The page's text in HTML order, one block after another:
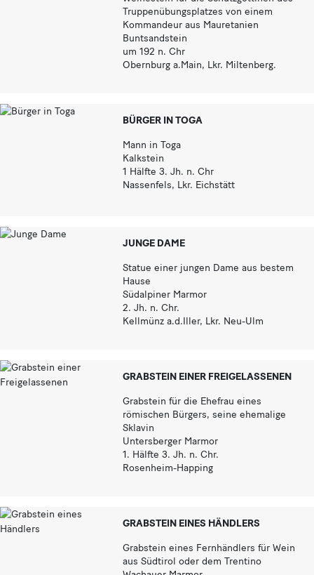
Truppenübungsplatzes von einem
Kommandeur aus Mauretanien
Buntsandstein
um 192 n. Chr
Obernburg a.Main, Lkr. Miltenberg.
BÜRGER IN TOGA
Mann in Toga
Kalkstein
1 Hälfte 3. Jh. n. Chr
Nassenfels, Lkr. Eichstätt
JUNGE DAME
Statue einer jungen Dame aus bestem
Hause
Südalpiner Marmor
2. Jh. n. Chr.
Kellmünz a.d.Iller, Lkr. Neu-Ulm
GRABSTEIN EINER FREIGELASSENEN
Grabstein für die Ehefrau eines
römischen Bürgers, seine ehemalige
Sklavin
Untersberger Marmor
1. Hälfte 3. Jh. n. Chr.
Rosenheim-Happing
GRABSTEIN EINES HÄNDLERS
Grabstein eines Fernhändlers für Wein
aus Südtirol oder dem Trentino